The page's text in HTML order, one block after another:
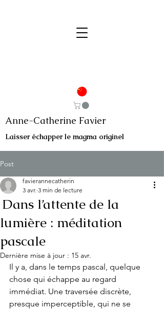
Anne-Catherine Favier
Laisser échapper le magma originel
Post
Dans l’attente de la
lumière : méditation
pascale
favierannecatherin
3 avr. 3 min de lecture
Dernière mise à jour : 15 avr.
Il y a, dans le temps pascal, quelque
chose qui échappe au regard
immédiat. Une traversée discrète,
presque imperceptible, qui ne se